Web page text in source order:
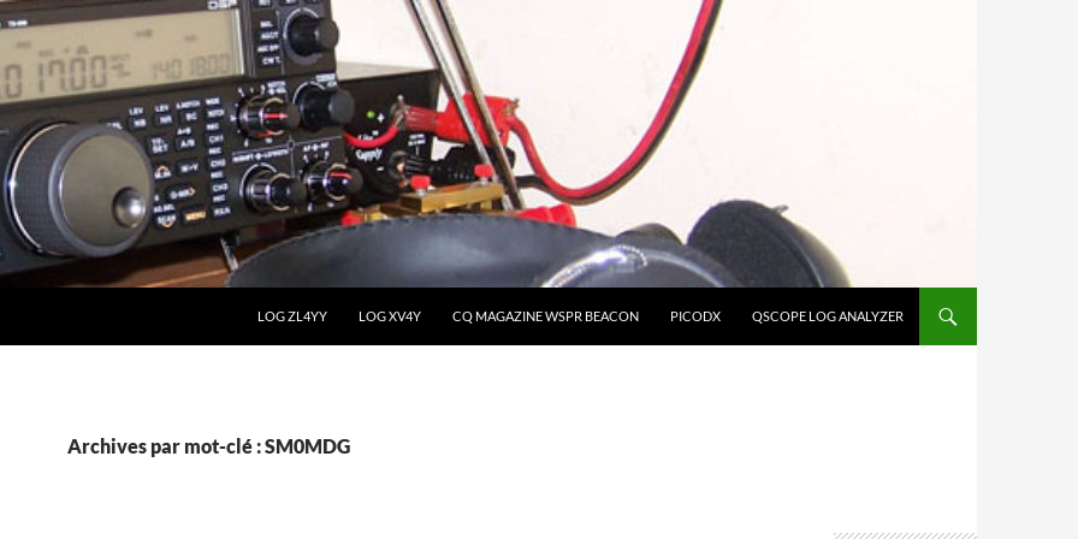
LOG ZL4YY LOG XV4Y CQ MAGAZINE WSPR BEACON PICODX QSCOPE LOG ANALYZER
Archives par mot-clé : SM0MDG